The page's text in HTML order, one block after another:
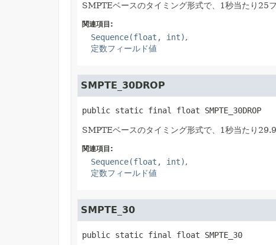
SMPTEベースのタイミング形式で、1秒当たり25
関連項目:
Sequence(float, int)
定数フィールド値
SMPTE_30DROP
public static final float SMPTE_30DROP
SMPTEベースのタイミング形式で、1秒当たり
関連項目:
Sequence(float, int)
定数フィールド値
SMPTE_30
public static final float SMPTE_30